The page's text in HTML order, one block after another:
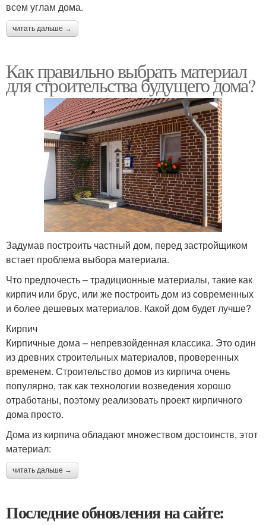
всем углам дома.
читать дальше →
Как правильно выбрать материал
для строительства будущего дома?
Задумав построить частный дом, перед застройщиком
встает проблема выбора материала.
Что предпочесть – традиционные материалы, такие как
кирпич или брус, или же построить дом из современных
и более дешевых материалов. Какой дом будет лучше?
Кирпич
Кирпичные дома – непревзойденная классика. Это один
из древних строительных материалов, проверенных
временем. Строительство домов из кирпича очень
популярно, так как технологии возведения хорошо
отработаны, поэтому реализовать проект кирпичного
дома просто.
Дома из кирпича обладают множеством достоинств, этот
материал:
читать дальше →
Последние обновления на сайте: